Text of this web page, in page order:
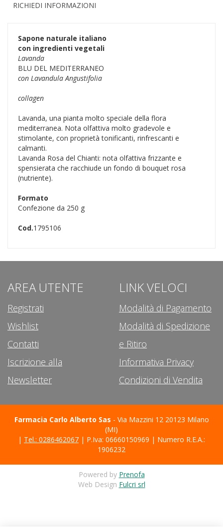
RICHIEDI INFORMAZIONI
Sapone naturale italiano
con ingredienti vegetali
Lavanda
BLU DEL MEDITERRANEO
con Lavandula Angustifolia
collagen
Lavanda, una pianta molto speciale della flora
mediterranea. Nota olfattiva molto gradevole e
stimolante, con proprietà tonificanti, rinfrescanti e
calmanti.
Lavanda Rosa del Chianti: nota olfattiva frizzante e
spensierata che racchiude un fondo di bouquet rosa
(nutriente).
Formato
Confezione da 250 g
Cod.1795106
AREA UTENTE
Registrati
Wishlist
Contatti
Iscrizione alla
Newsletter
LINK VELOCI
Modalità di Pagamento
Modalità di Spedizione
e Ritiro
Informativa Privacy
Condizioni di Vendita
Farmacia Carlo Alberto Sas - Via Mazzini 12 20123 Milano
(MI)
| Tel.: 0286462067 | P.Iva: 06660150969 | Numero R.E.A.:
1906232
Powered by Prenofa
Web Design Fulcri srl